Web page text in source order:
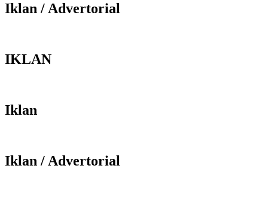
Iklan / Advertorial
IKLAN
Iklan
Iklan / Advertorial